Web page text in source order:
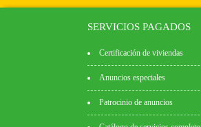
SERVICIOS PAGADOS
Certificación de viviendas
Anuncios especiales
Patrocinio de anuncios